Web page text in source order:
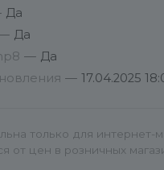
подключения
где происходит
as $arItems)...).
Да
Да
— Да
— 17.04.2025
только для интернет-
от цен в розничных